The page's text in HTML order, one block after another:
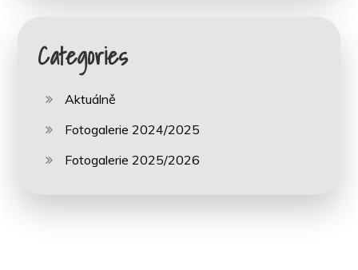
Categories
Aktuálně
Fotogalerie 2024/2025
Fotogalerie 2025/2026